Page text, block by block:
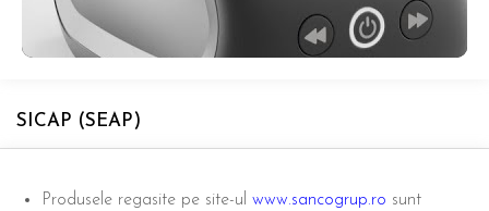
SICAP (SEAP)
Produsele regasite pe site-ul www.sancogrup.ro sunt